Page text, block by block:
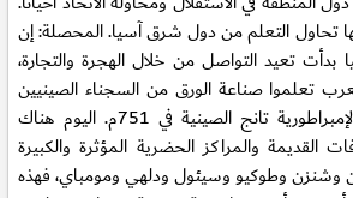
تحاول التعلم من دول شرق آسيا. المحصلة: إن
تعيد التواصل من خلال الهجرة والتجارة،
تعلموا صناعة الورق من السجناء الصينيين
على أثر هزيمة العرب لإمبراطورية تانج الصينية في 751م. اليوم هناك
القديمة والمراكز الحضرية المؤثرة والكبيرة
وطوكيو وسيئول ودلهي ومومباي، فهذه